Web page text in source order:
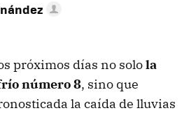
próximos días no solola
número 8, sino que
la caída de lluvias